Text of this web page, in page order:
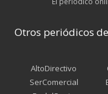
Otros periódicos
AltoDirectivo
SerComercial